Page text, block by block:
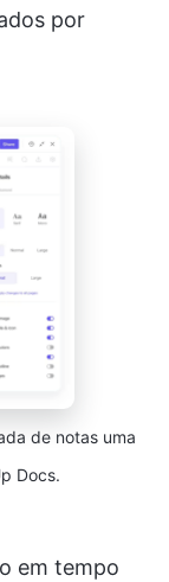
por
de notas uma
Docs.
em tempo